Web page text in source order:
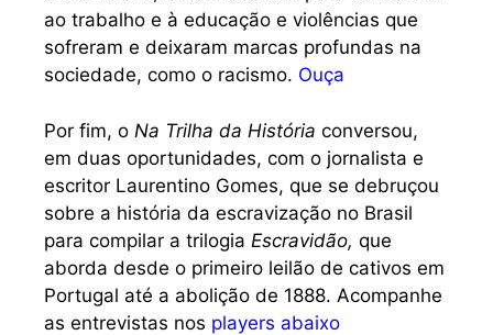
ao trabalho e à educação e violências que
sofreram e deixaram marcas profundas na
sociedade, como o racismo. Ouça
Por fim, o Na Trilha da História conversou,
em duas oportunidades, com o jornalista e
escritor Laurentino Gomes, que se debruçou
sobre a história da escravização no Brasil
para compilar a trilogia Escravidão, que
aborda desde o primeiro leilão de cativos em
Portugal até a abolição de 1888. Acompanhe
as entrevistas nos players abaixo